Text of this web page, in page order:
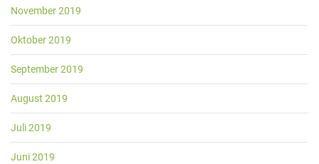
November 2019
Oktober 2019
September 2019
August 2019
Juli 2019
Juni 2019